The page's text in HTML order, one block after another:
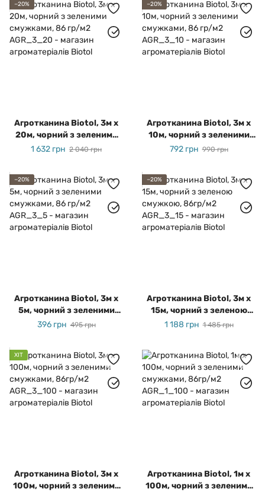
−20%
Агротканина Biotol, 3м х
20м, чорний з зеленими
смужками, 86 гр/м2
1 632 грн 2 040 грн
−20%
Агротканина Biotol, 3м х
10м, чорний з зеленими
смужками, 86 гр/м2
792 грн 990 грн
−20%
Агротканина Biotol, 3м х
5м, чорний з зеленими
смужками, 86 гр/м2
396 грн 495 грн
−20%
Агротканина Biotol, 3м х
15м, чорний з зеленою
смужкою, 86гр/м2
1 188 грн 1 485 грн
ХІТ
Агротканина Biotol, 3м х
100м, чорний з зеленими
Агротканина Biotol, 1м х
100м, чорний з зеленими